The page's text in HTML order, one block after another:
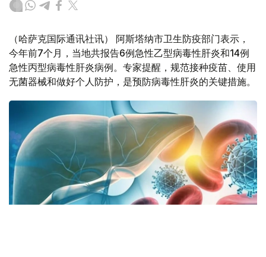
（哈萨克国际通讯社讯） 阿斯塔纳市卫生防疫部门表示，
今年前7个月，当地共报告6例急性乙型病毒性肝炎和14例
急性丙型病毒性肝炎病例。专家提醒，规范接种疫苗、使用
无菌器械和做好个人防护，是预防病毒性肝炎的关键措施。